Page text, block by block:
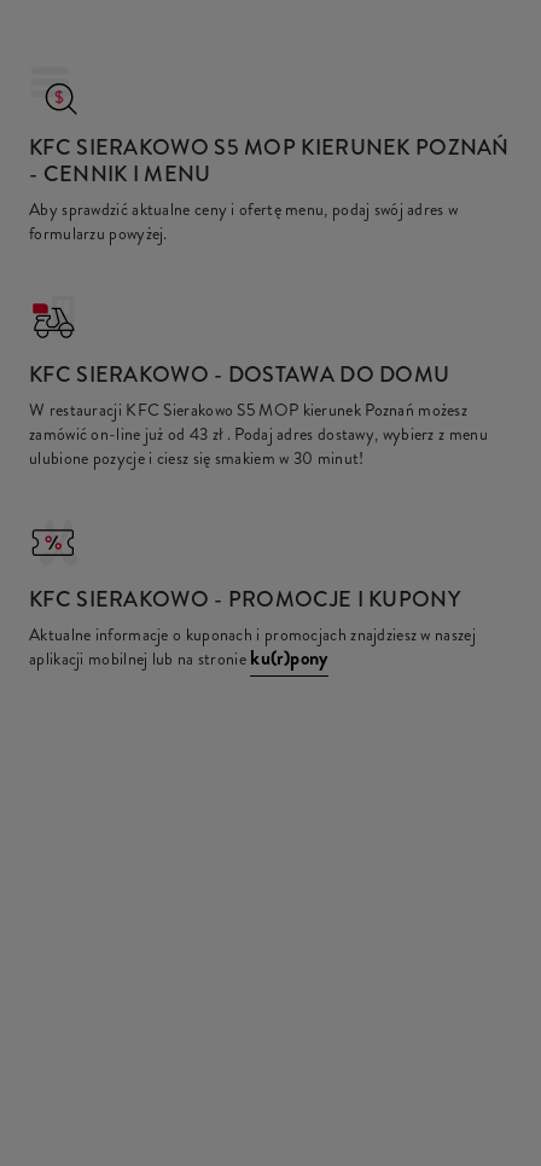
KFC SIERAKOWO S5 MOP KIERUNEK POZNAŃ
- CENNIK I MENU
Aby sprawdzić aktualne ceny i ofertę menu, podaj swój adres w
formularzu powyżej.
KFC SIERAKOWO - DOSTAWA DO DOMU
W restauracji KFC Sierakowo S5 MOP kierunek Poznań możesz
zamówić on-line już od 43 zł. Podaj adres dostawy, wybierz z menu
ulubione pozycje i ciesz się smakiem w 30 minut!
KFC SIERAKOWO - PROMOCJE I KUPONY
Aktualne informacje o kuponach i promocjach znajdziesz w naszej
aplikacji mobilnej lub na stronie ku(r)pony